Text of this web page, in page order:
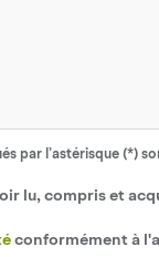
par l’astérisque (*)
lu, compris et
conformément à